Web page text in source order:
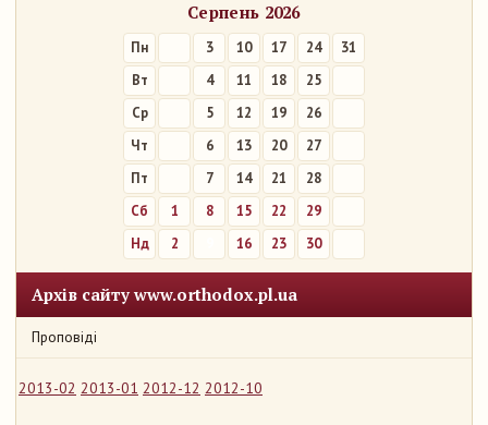
Серпень 2026
Пн 3 10 17 24
31
Вт
4 11 18
25
Ср
5 12 19
26
Чт
6 13 20
27
Пт
7 14 21
28
Сб
1 8 15 22
29
Нд
2 16 23 30
Архів сайту www.orthodox.pl.ua
Проповіді
2013-02 2013-01 2012-12 2012-10